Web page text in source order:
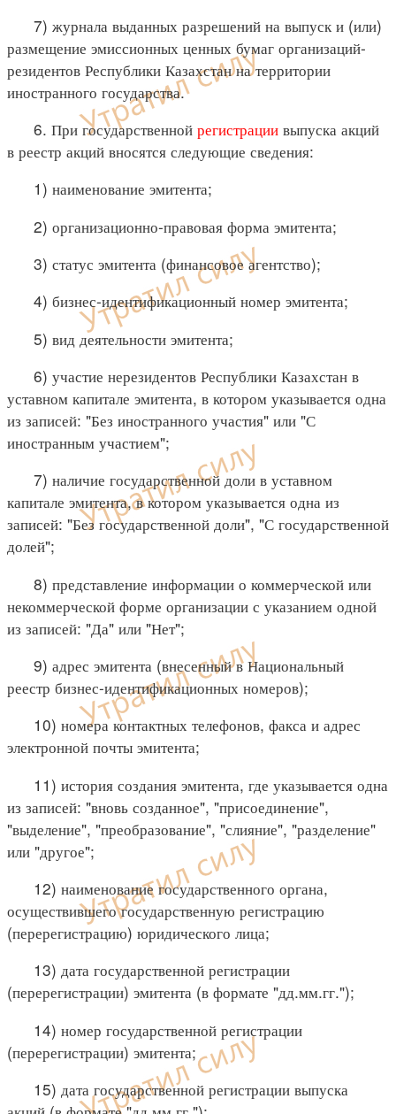
7) журнала выданных разрешений на выпуск и (или)
размещение эмиссионных ценных бумаг организаций-
резидентов Республики Казахстан на территории
иностранного государства.
6. При государственной регистрации выпуска акций
в реестр акций вносятся следующие сведения:
1) наименование эмитента;
2) организационно-правовая форма эмитента;
3) статус эмитента (финансовое агентство);
4) бизнес-идентификационный номер эмитента;
5) вид деятельности эмитента;
6) участие нерезидентов Республики Казахстан в
уставном капитале эмитента, в котором указывается одна
из записей: "Без иностранного участия" или "С
иностранным участием";
7) наличие государственной доли в уставном
капитале эмитента, в котором указывается одна из
записей: "Без государственной доли", "С государственной
долей";
8) представление информации о коммерческой или
некоммерческой форме организации с указанием одной
из записей: "Да" или "Нет";
9) адрес эмитента (внесенный в Национальный
реестр бизнес-идентификационных номеров);
10) номера контактных телефонов, факса и адрес
электронной почты эмитента;
11) история создания эмитента, где указывается одна
из записей: "вновь созданное", "присоединение",
"выделение", "преобразование", "слияние", "разделение"
или "другое";
12) наименование государственного органа,
осуществившего государственную регистрацию
(перерегистрацию) юридического лица;
13) дата государственной регистрации
(перерегистрации) эмитента (в формате "дд.мм.гг.");
14) номер государственной регистрации
(перерегистрации) эмитента;
15) дата государственной регистрации выпуска